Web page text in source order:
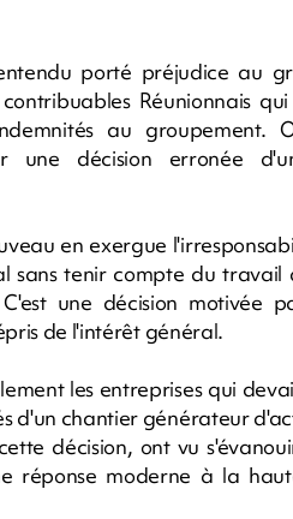
porté préjudice au
Réunionnais
au groupement.
décision erronée
en exergue
tenir compte du travail
une décision motivée
de l'intérêt général.
les entreprises qui
d'un chantier générateur
décision, ont vu
réponse moderne à la